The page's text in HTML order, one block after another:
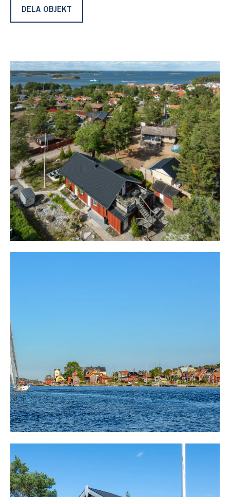
familjen, vännerna på besök eller kanske bo själv och hyr
ut och finansiera ditt boende. Möjligheterna är stora och
Vi befinner oss på vackra Sandhamn i ytterskärgården
och här skingrar sig molnen och man bjuds på många
soltimmar, klart vatten och frisk luft.
Fastigheten ligger i lugna kvarter, där de gamla lotsarna
bodde en gång i tiden, med stor närhet till allt vad ön
har att erbjuda. På några minuters promenad når man
strandpromenaden med bageri, restauranger, caféer,
affär, den stora brygga, gästhamnen och mycket mer.
Från hamnen når man tomten, på 1 196 kvm, på några
minuters promenad genom den anrika byn med vackra
hus och en härlig doft av blommande syrener och förbi
”västern”.
kvm, med ingång från söder och vacker grönska. Från
ingången möter en hall med plats för avhängning och
vidare ett sovrum med plats för enkelsäng. Från rummet
finns en dörr till en tvättstuga med tvättmaskin,
torktumlare och grovdiskbänk. En egen utgång till
trädgården. Vidare in i bostaden finns ett stort sovrum
med dubbelsäng och intill ett helkaklat badrum med
dusch, toalett och tvättställ. Ett stort rum öppnar upp
soffgrupp, värmande kamin och utgång till altanen. Kök
med matplats och plats för minst fem personer och kök
med gott om arbetsytor och kyl/frys, induktionshäll, ugn
och diskmaskin. I köket lagar man mat med stor närvaro.
DELA OBJEKT